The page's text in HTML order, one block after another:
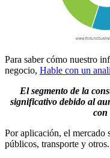
Para saber cómo nuestro
negocio, Hable con un
El segmento de la
significativo debido al
con
Por aplicación, el mercado
públicos, transporte y otros.